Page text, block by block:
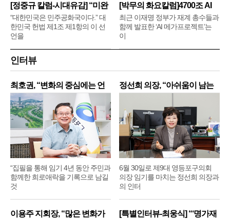
[정중규 칼럼-시대유감] “미완
“대한민국은 민주공화국이다.” 대
한민국 헌법 제1조 제1항의 이 선
언을
[박무의 화요칼럼]4700조 AI
메
최근 이재명 정부가 재계 총수들과
함께 발표한 ‘AI 메가프로젝트’는
이
인터뷰
최호권, “변화의 중심에는 언
제
“집필을 통해 임기 4년 동안 주민과
함께한 희로애락을 기록으로 남길
것
정선희 의장, “아쉬움이 남는
6월 30일로 제9대 영등포구의회
의장 임기를 마치는 정선희 의장과
의 인터
이용주 지회장, “많은 변화가 [특별인터뷰-최웅식] “‘명가재